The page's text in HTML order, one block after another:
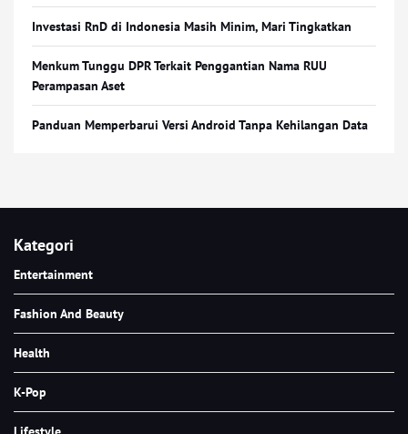
Investasi RnD di Indonesia Masih Minim, Mari Tingkatkan
Menkum Tunggu DPR Terkait Penggantian Nama RUU
Perampasan Aset
Panduan Memperbarui Versi Android Tanpa Kehilangan Data
Kategori
Entertainment
Fashion And Beauty
Health
K-Pop